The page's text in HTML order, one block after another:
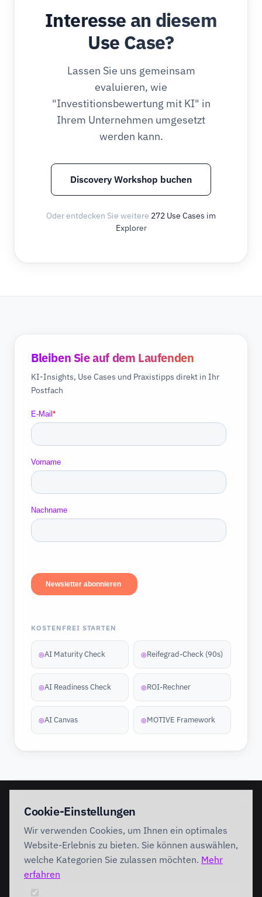
Interesse an diesem
Use Case?
Lassen Sie uns gemeinsam
evaluieren, wie
"Investitionsbewertung mit KI" in
Ihrem Unternehmen umgesetzt
werden kann.
Discovery Workshop buchen
Oder entdecken Sie weitere 272 Use Cases im
Explorer
Bleiben Sie auf dem Laufenden
KI-Insights, Use Cases und Praxistipps direkt in Ihr
Postfach
KOSTENFREI STARTEN
◎AI Maturity Check ◎Reifegrad-Check (90s)
◎AI Readiness Check ◎ROI-Rechner
◎AI Canvas ◎MOTIVE Framework
Discovery Workshop
Förderung
INTERVENTION
AI Intervention
Foundation
Performing
Branchenlösungen
Cookie-Einstellungen
Wir verwenden Cookies, um Ihnen ein optimales
Website-Erlebnis zu bieten. Sie können auswählen,
welche Kategorien Sie zulassen möchten. Mehr
erfahren